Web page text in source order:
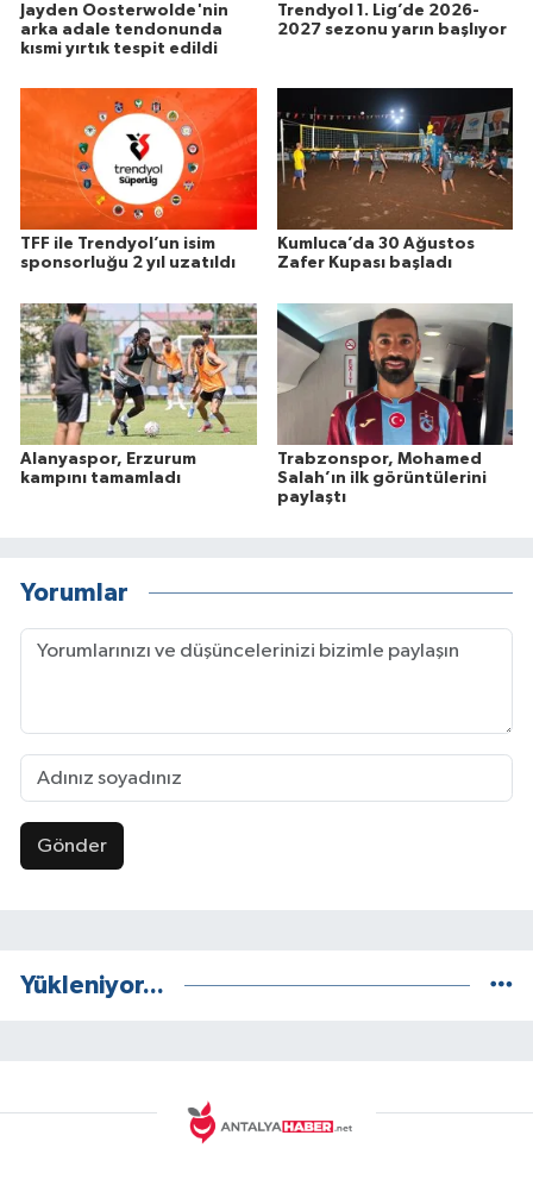
Jayden Oosterwolde'nin
arka adale tendonunda
kısmi yırtık tespit edildi
Trendyol 1. Lig’de 2026-
2027 sezonu yarın başlıyor
TFF ile Trendyol’un isim
sponsorluğu 2 yıl uzatıldı
Kumluca’da 30 Ağustos
Zafer Kupası başladı
Alanyaspor, Erzurum
kampını tamamladı
Trabzonspor, Mohamed
Salah’ın ilk görüntülerini
paylaştı
Yorumlar
Gönder
Yükleniyor...